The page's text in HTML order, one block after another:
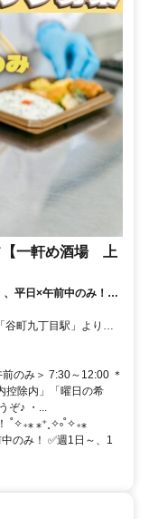
【一軒め酒場 上
平日×午前中のみ！】
・髪色自由＆ネイル・
本町駅」約10分 ＊
分 ーーーーーーーー
のみ＞ 7:30～12:00 ＊
控除内」「曜日の希
♪ ・...
˚✧₊⁎ ⁎⁺˳✧༚˚✧₊⁎
のみ！ ✅️週1日～、1